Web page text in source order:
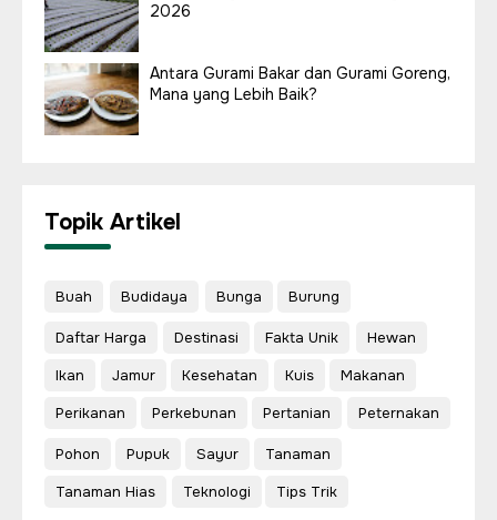
2026
Antara Gurami Bakar dan Gurami Goreng,
Mana yang Lebih Baik?
Topik Artikel
Buah Budidaya Bunga Burung
Daftar Harga Destinasi Fakta Unik
Hewan
Ikan
Jamur Kesehatan Kuis
Makanan
Perikanan
Perkebunan Pertanian Peternakan
Pohon Pupuk Sayur
Tanaman
Tanaman Hias
Teknologi Tips Trik